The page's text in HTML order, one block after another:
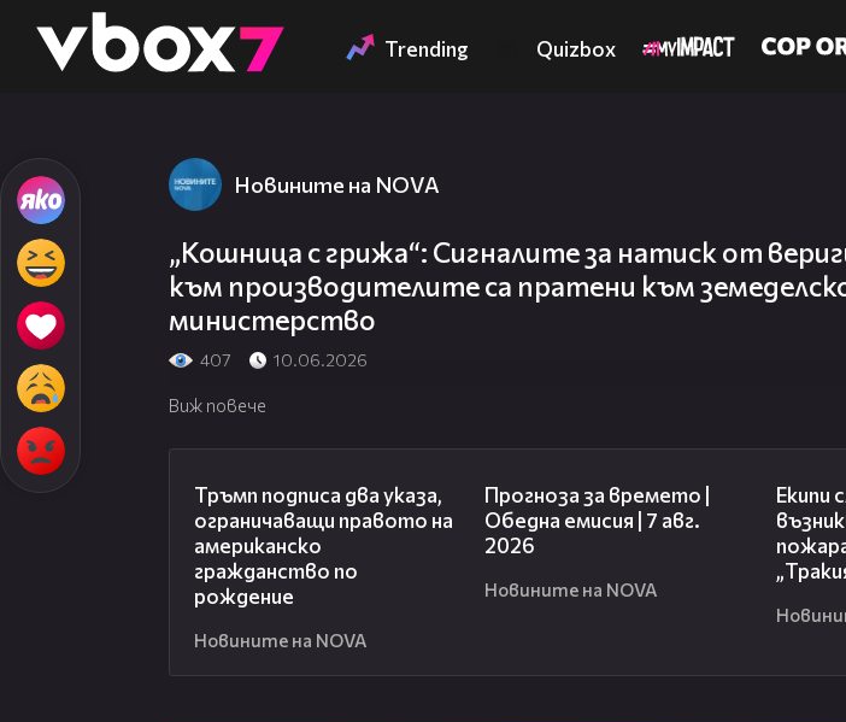
👾 Trending Quizbox
Новините на NOVA
„Кошница с грижа“: Сигналите за натиск от
към производителите са пратени към
министерство
407 10.06.2026
Виж повече
Тръмп подписа два указа,
ограничаващи правото на
американско
гражданство по
рождение
Новините на NOVA
Прогноза за времето |
Обедна емисия | 7 авг.
2026
Новините на NOVA
Екипи